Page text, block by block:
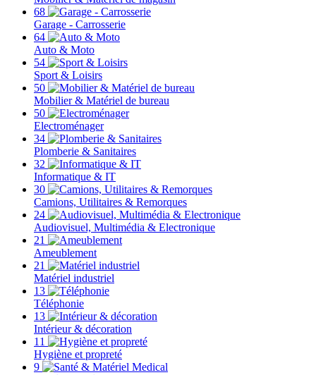
68
Garage - Carrosserie
64
Auto & Moto
54
Sport & Loisirs
50
Mobilier & Matériel de bureau
50
Electroménager
34
Plomberie & Sanitaires
32
Informatique & IT
30
Camions, Utilitaires & Remorques
24
Audiovisuel, Multimédia & Electronique
21
Ameublement
21
Matériel industriel
13
Téléphonie
13
Intérieur & décoration
11
Hygiène et propreté
9